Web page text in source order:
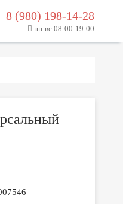
8 (980) 198-14-28
пн-вс 08:00-19:00